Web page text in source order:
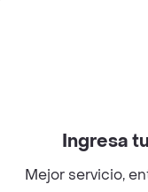
Sobre Rappi
Ingresa
Mejor servicio,